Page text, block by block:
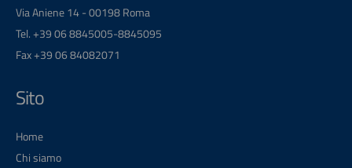
Via Aniene 14 - 00198 Roma
Tel. +39 06 8845005-8845095
Fax +39 06 84082071
Sito
Home
Chi siamo